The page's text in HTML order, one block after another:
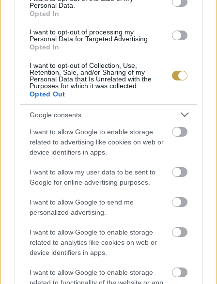
Personal Data.
Opted In
I want to opt-out of processing my
Personal Data for Targeted Advertising.
Opted In
I want to opt-out of Collection, Use,
Retention, Sale, and/or Sharing of my
Personal Data that Is Unrelated with the
Purposes for which it was collected.
Opted Out
Google consents
I want to allow Google to enable storage
related to advertising like cookies on web or
device identifiers in apps.
I want to allow my user data to be sent to
Google for online advertising purposes.
I want to allow Google to send me
personalized advertising.
I want to allow Google to enable storage
related to analytics like cookies on web or
device identifiers in apps.
I want to allow Google to enable storage
elérésekhez hasznos tanácsokkal szolgál majd
Sommelier a borászati tevékenysége mellett egy
25 ezer fős Instagram követőbázissal is
rendelkezik. Híd a fiatal fogyasztókhoz – a
közösségi média tudatos használata című
előadásában arról mesél, miképpen lehet
A méltán várt és mindig konstruktív vitákat hozó
háziasszonya Domián Esmese(DipWSET, a
tanácsadója) vezeti majd. A manapság valóban
egészségtudomány témakörében olyan
szakavatott szakemberekkel ütközteti a
(pszichiáter, borászat és kávézó tulajdonos),